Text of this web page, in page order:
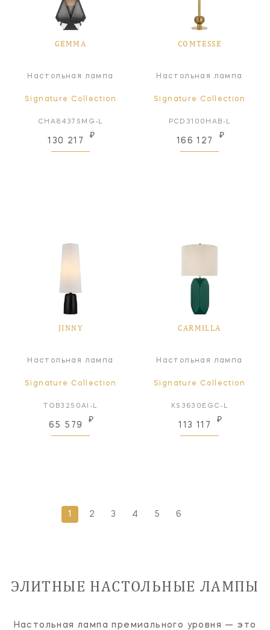
GEMMA
Настольная лампа
Signature Collection
CHA8437SMG-L
130 217
₽
COMTESSE
Настольная лампа
Signature Collection
PCD3100HAB-L
166 127
₽
JINNY
Настольная лампа
Signature Collection
TOB3250AI-L
65 579
₽
CARMILLA
Настольная лампа
Signature Collection
KS3630EGC-L
113 117
₽
1 2 3 4 5 6
ЭЛИТНЫЕ НАСТОЛЬНЫЕ ЛАМПЫ
Настольная лампа премиального уровня — это